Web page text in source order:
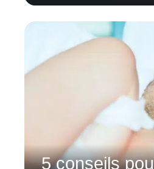
5 conseils